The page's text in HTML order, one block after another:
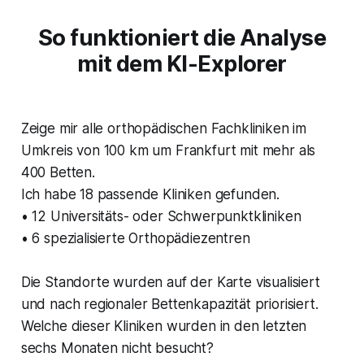
So funktioniert die Analyse
mit dem KI-Explorer
Zeige mir alle orthopädischen Fachkliniken im
Umkreis von 100 km um Frankfurt mit mehr als
400 Betten.
Ich habe 18 passende Kliniken gefunden.
• 12 Universitäts- oder Schwerpunktkliniken
• 6 spezialisierte Orthopädiezentren
Die Standorte wurden auf der Karte visualisiert
und nach regionaler Bettenkapazität priorisiert.
Welche dieser Kliniken wurden in den letzten
sechs Monaten nicht besucht?